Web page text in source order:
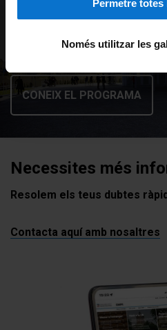
Permetre totes
Només utilitzar les
Barcelona,
d'abril de 2026
CONEIX EL PROGRAMA
Necessites més
Resolem els teus dubtes
Contacta aquí amb nosaltres